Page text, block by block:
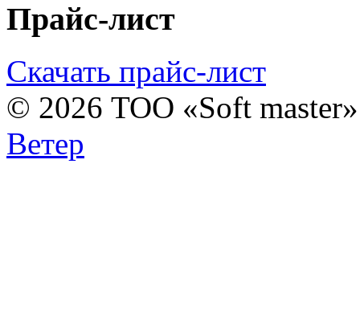
Прайс-лист
Скачать прайс-лист
© 2026 ТОО «Soft
Ветер